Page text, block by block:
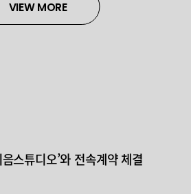
VIEW MORE
스튜디오’와 전속계약 체결